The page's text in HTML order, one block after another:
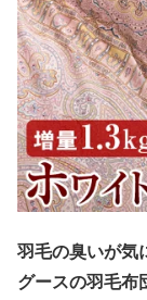
羽毛の臭いが気
グースの羽毛布